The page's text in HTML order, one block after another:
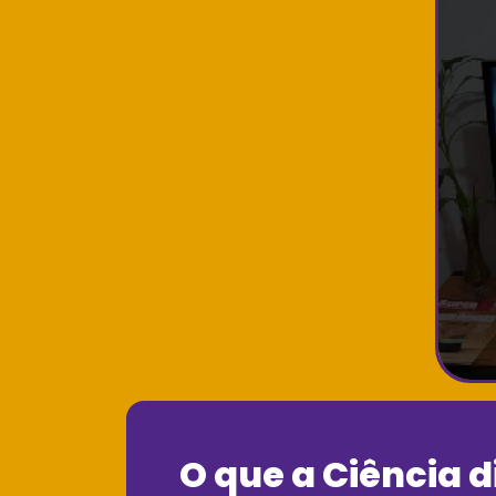
O que a Ciência